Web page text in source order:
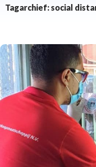
Tagarchief: social